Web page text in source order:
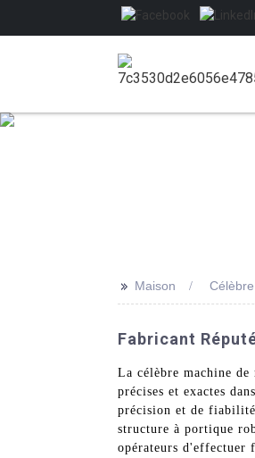
>> Maison
Fabricant
La célèbre machine
précises et exactes
précision et de
structure à portique
opérateurs d'effectuer